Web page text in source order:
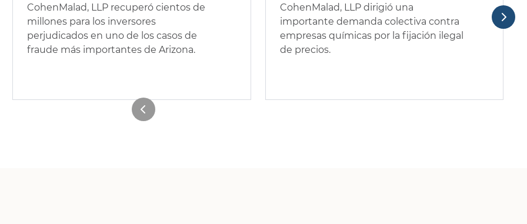
CohenMalad, LLP recuperó cientos de
millones para los inversores
perjudicados en uno de los casos de
fraude más importantes de Arizona.
CohenMalad, LLP dirigió una
importante demanda colectiva contra
empresas químicas por la fijación ilegal
de precios.